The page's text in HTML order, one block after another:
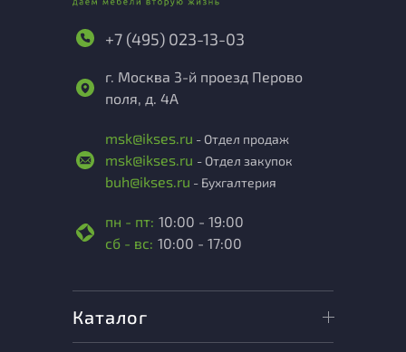
+7 (495) 023-13-03
г. Москва 3-й проезд Перово
поля, д. 4А
msk@ikses.ru - Отдел продаж
msk@ikses.ru - Отдел закупок
buh@ikses.ru - Бухгалтерия
пн - пт: 10:00 - 19:00
сб - вс: 10:00 - 17:00
Каталог